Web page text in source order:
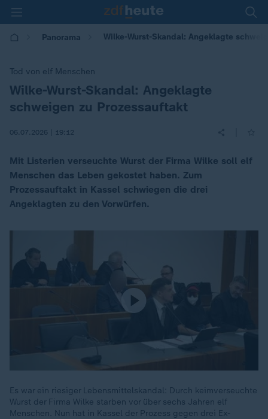
Panorama Wilke-Wurst-Skandal: Angeklagte
Tod von elf Menschen
:
Wilke-Wurst-Skandal: Angeklagte
schweigen zu Prozessauftakt
06.07.2026 | 19:12
Mit Listerien verseuchte Wurst der Firma Wilke soll elf
Menschen das Leben gekostet haben. Zum
Prozessauftakt in Kassel schwiegen die drei
Angeklagten zu den Vorwürfen.
Es war ein riesiger Lebensmittelskandal: Durch keimverseuchte
Wurst der Firma Wilke starben vor über sechs Jahren elf
Menschen. Nun hat in Kassel der Prozess gegen drei Ex-